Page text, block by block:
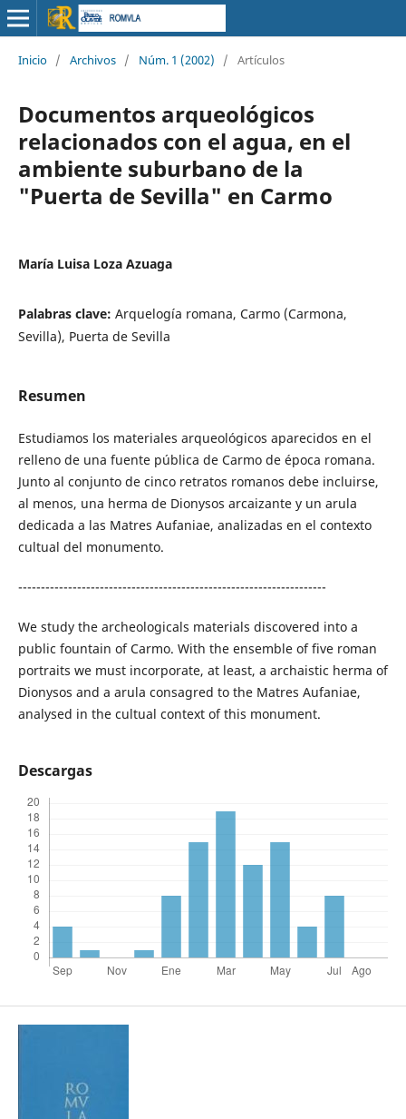
Inicio / Archivos / Núm. 1 (2002) / Artículos
Documentos arqueológicos
relacionados con el agua, en el
ambiente suburbano de la
"Puerta de Sevilla" en Carmo
María Luisa Loza Azuaga
Palabras clave: Arquelogía romana, Carmo (Carmona,
Sevilla), Puerta de Sevilla
Resumen
Estudiamos los materiales arqueológicos aparecidos en el
relleno de una fuente pública de Carmo de época romana.
Junto al conjunto de cinco retratos romanos debe incluirse,
al menos, una herma de Dionysos arcaizante y un arula
dedicada a las Matres Aufaniae, analizadas en el contexto
cultual del monumento.
--------------------------------------------------------------------
We study the archeologicals materials discovered into a
public fountain of Carmo. With the ensemble of five roman
portraits we must incorporate, at least, a archaistic herma of
Dionysos and a arula consagred to the Matres Aufaniae,
analysed in the cultual context of this monument.
Descargas